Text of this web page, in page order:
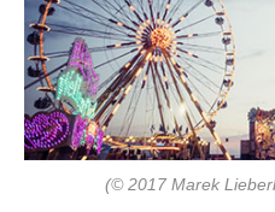
(© 2017 Marek